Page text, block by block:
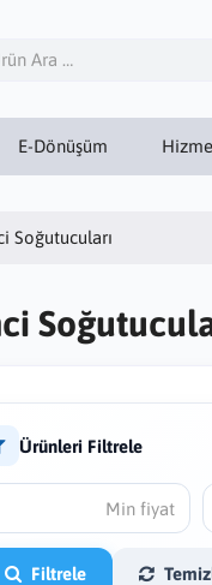
E-Dönüşüm
Soğutucuları
Ürünleri Filtrele
Filtrele